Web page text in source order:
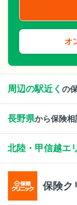
オ
周辺の駅近く の
長野県から保険
北陸・甲信越エ
保険ク